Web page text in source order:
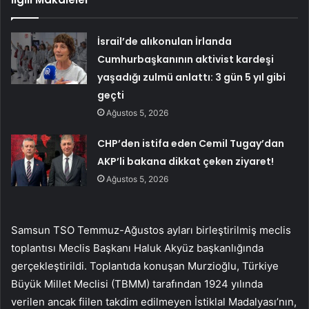
İsrail’de alıkonulan İrlanda
Cumhurbaşkanının aktivist kardeşi
yaşadığı zulmü anlattı: 3 gün 5 yıl gibi
geçti
Ağustos 5, 2026
CHP’den istifa eden Cemil Tugay’dan
AKP’li bakana dikkat çeken ziyaret!
Ağustos 5, 2026
Samsun TSO Temmuz-Ağustos ayları birleştirilmiş meclis
toplantısı Meclis Başkanı Haluk Akyüz başkanlığında
gerçekleştirildi. Toplantıda konuşan Murzioğlu, Türkiye
Büyük Millet Meclisi (TBMM) tarafından 1924 yılında
verilen ancak fiilen takdim edilmeyen İstiklal Madalyası’nın,